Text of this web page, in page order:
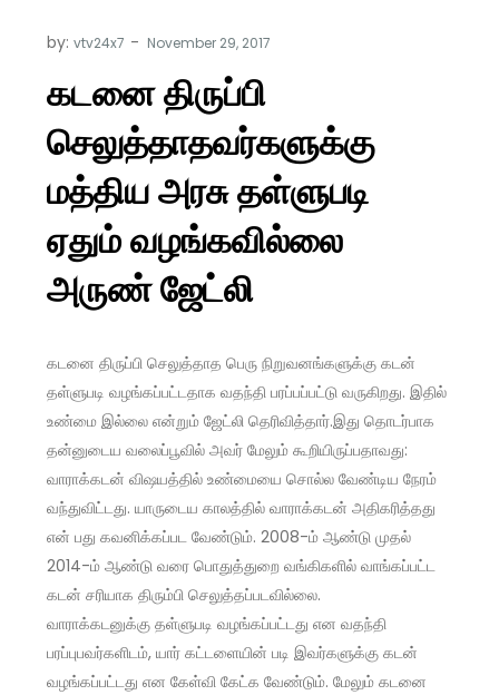
by:vtv24x7
கடனை திருப்பி
செலுத்தாதவர்களுக்கு
மத்திய அரசு தள்ளுபடி
ஏதும் வழங்கவில்லை
அருண் ஜேட்லி
கடனை திருப்பி செலுத்தாத பெரு நிறுவனங்களுக்கு கடன்
தள்ளுபடி வழங்கப்பட்டதாக வதந்தி பரப்பப்பட்டு வருகிறது. இதில்
உண்மை இல்லை என்றும் ஜேட்லி தெரிவித்தார்.இது தொடர்பாக
தன்னுடைய வலைப்பூவில் அவர் மேலும் கூறியிருப்பதாவது:
வாராக்கடன் விஷயத்தில் உண்மையை சொல்ல வேண்டிய நேரம்
வந்துவிட்டது. யாருடைய காலத்தில் வாராக்கடன் அதிகரித்தது
என் பது கவனிக்கப்பட வேண்டும். 2008-ம் ஆண்டு முதல்
2014-ம் ஆண்டு வரை பொதுத்துறை வங்கிகளில் வாங்கப்பட்ட
கடன் சரியாக திரும்பி செலுத்தப்படவில்லை.
வாராக்கடனுக்கு தள்ளுபடி வழங்கப்பட்டது என வதந்தி
பரப்புபவர்களிடம், யார் கட்டளையின் படி இவர்களுக்கு கடன்
வழங்கப்பட்டது என கேள்வி கேட்க வேண்டும். மேலும் கடனை